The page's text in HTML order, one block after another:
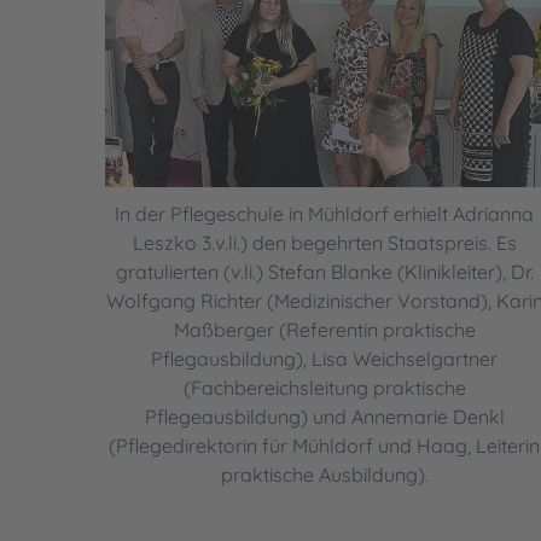
In der Pflegeschule in Mühldorf erhielt Adrianna
Leszko 3.v.li.) den begehrten Staatspreis. Es
gratulierten (v.li.) Stefan Blanke (Klinikleiter), Dr.
Wolfgang Richter (Medizinischer Vorstand),
Maßberger (Referentin praktische
Pflegausbildung), Lisa Weichselgartner
(Fachbereichsleitung praktische
Pflegeausbildung) und Annemarie Denkl
(Pflegedirektorin für Mühldorf und Haag, Leiterin
praktische Ausbildung).